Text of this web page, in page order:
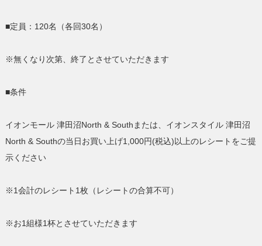
■定員：120名（各回30名）
※無くなり次第、終了とさせていただきます
■条件
イオンモール 津田沼North & Southまたは、イオンスタイル 津田沼
North & Southの当日お買い上げ1,000円(税込)以上のレシートをご提
示ください
※1会計のレシート1枚（レシートの合算不可）
※お1組様1杯とさせていただきます